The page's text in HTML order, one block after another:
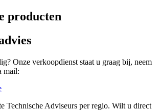
producten
Onze verkoopdienst staat u graag bij, neem
mail:
Technische Adviseurs per regio. Wilt u direct